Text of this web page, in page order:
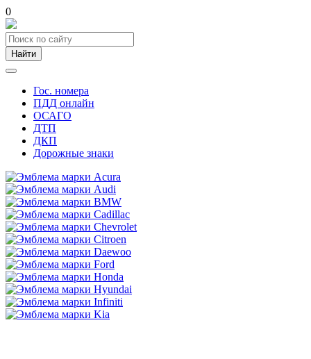
0
Найти
Гос. номера
ПДД онлайн
ОСАГО
ДТП
ДКП
Дорожные знаки